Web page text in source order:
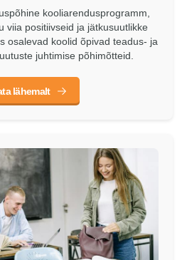
kooliarendusprogramm,
viia positiivseid ja jätkusuutlikke
osalevad koolid õpivad teadus- ja
juhtimise põhimõtteid.
lähemalt